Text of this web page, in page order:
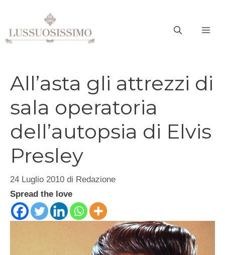
contenuto
All’asta gli attrezzi di
sala operatoria
dell’autopsia di Elvis
Presley
24 Luglio 2010 di Redazione
Spread the love